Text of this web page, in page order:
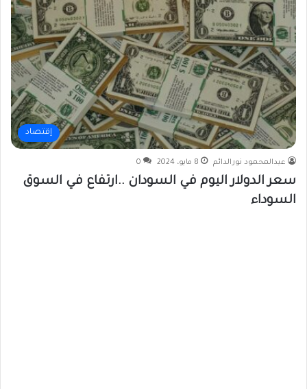
إقتصاد
عبدالمحمود نورالدائم 8 مايو، 2024 0
سعر الدولار اليوم في السودان ..ارتفاع في السوق
السوداء